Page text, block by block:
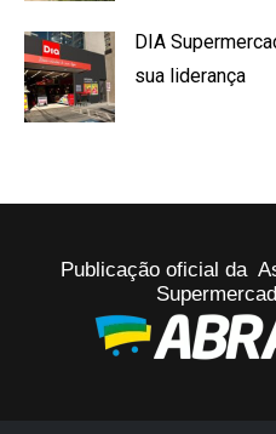
DIA
sua liderança
Publicação oficial da